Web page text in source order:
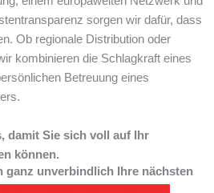
sorgen wir dafür, dass
Ob regionale Distribution oder
kombinieren die Schlagkraft eines
Betreuung eines
damit Sie sich voll auf Ihr
können.
ganz unverbindlich Ihre nächsten